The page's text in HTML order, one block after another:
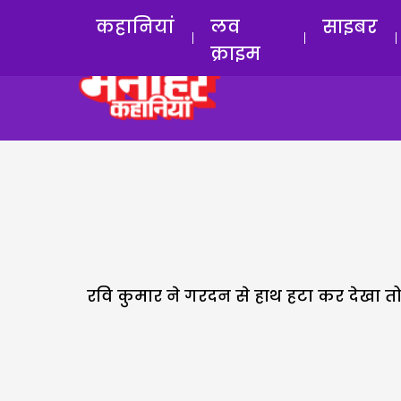
कहानियां
लव
क्राइम
साइबर
रवि कुमार ने गरदन से हाथ हटा कर देखा